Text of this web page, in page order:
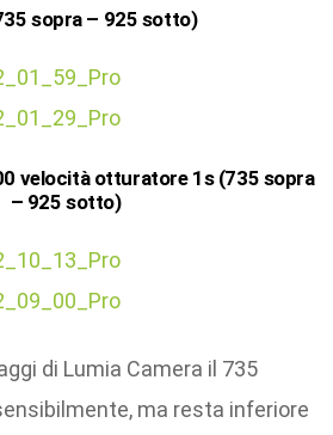
sopra – 925 sotto)
velocità otturatore 1s (735 sopra
– 925 sotto)
di Lumia Camera il 735
ma resta inferiore